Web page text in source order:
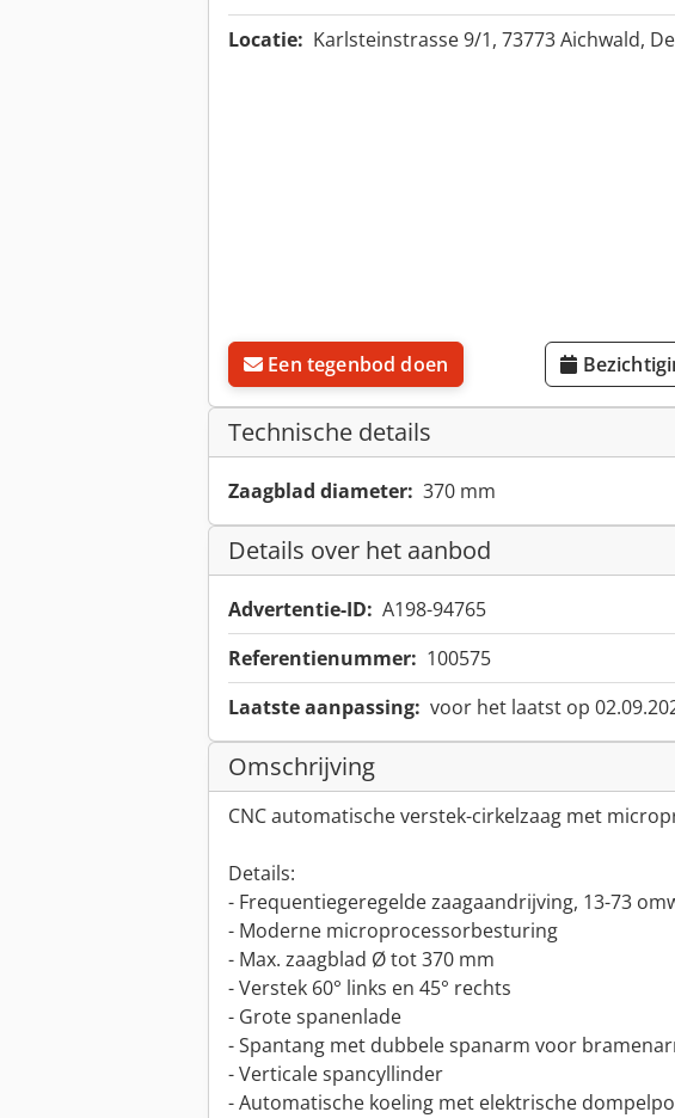
Locatie: Karlsteinstrasse 9/1, 73773 Aichwald,
Een tegenbod doen
Technische details
Zaagblad diameter: 370 mm
Details over het aanbod
Advertentie-ID: A198-94765
Referentienummer: 100575
Laatste aanpassing: voor het laatst op
Omschrijving
CNC automatische verstek-cirkelzaag met
Details:
- Frequentiegeregelde zaagaandrijving, 13-73
- Moderne microprocessorbesturing
- Max. zaagblad Ø tot 370 mm
- Verstek 60° links en 45° rechts
- Grote spanenlade
- Spantang met dubbele spanarm voor
- Verticale spancyllinder
- Automatische koeling met elektrische